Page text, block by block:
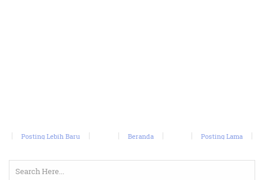
Posting Lebih Baru Posting Lama
Beranda